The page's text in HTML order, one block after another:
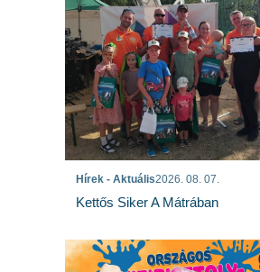
Hírek - Aktuális2026. 08. 07.
Kettős Siker A Mátrában